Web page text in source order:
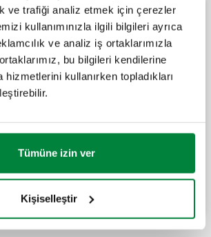
ve trafiği analiz etmek için çerezler
kullanımınızla ilgili bilgileri ayrıca
ve analiz iş ortaklarımızla
bu bilgileri kendilerine
hizmetlerini kullanırken topladıkları
Tümüne izin ver
Kişiselleştir
vanası
by-pass vanası, kademeli
ile ayarlanabilir.
ile ayarlanabilir.